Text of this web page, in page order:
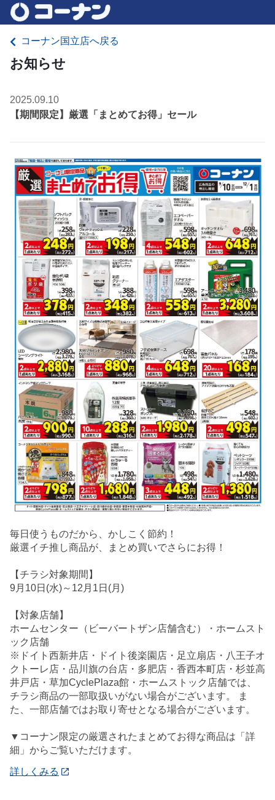
コーナン国立店へ戻る
お知らせ
2025.09.10
【期間限定】厳選「まとめてお得」セール
毎日使うものだから、かしこく節約！
厳選イチ推し商品が、まとめ買いでさらにお得！
【チラシ対象期間】
9月10日(水)～12月1日(月)
【対象店舗】
ホームセンター（ビーバートザン店舗含む）・ホームスト
ック店舗
※ドイト西新井店・ドイト後楽園店・足立扇店・八王子オ
クトーレ店・品川旗の台店・多肥店・香西本町店・杉並高
井戸店・草加CyclePlaza館・ホームストック店舗では、
チラシ商品の一部取扱いがない場合がございます。 ま
た、一部店舗ではお取り寄せとなる場合がございます。
▼コーナン限定の厳選されたまとめてお得な商品は「詳
細」からご覧いただけます。
詳しくみる